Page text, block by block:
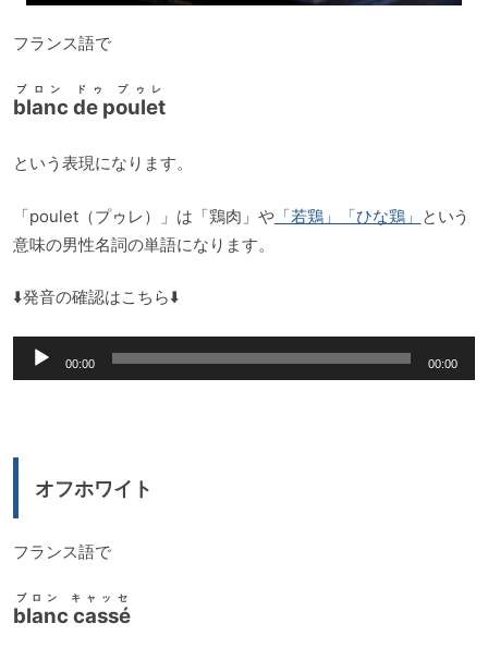
フランス語で
blanc de poulet
ブロン ドゥ プゥレ
という表現になります。
「poulet（プゥレ）」は「鶏肉」や「若鶏」「ひな鶏」 という
意味の男性名詞の単語になります。
⬇️発音の確認はこちら⬇️
声
00:00 00:00
オフホワイト
フランス語で
blanc cassé
ブロン キャッセ